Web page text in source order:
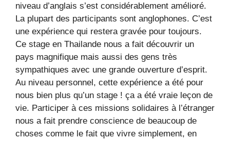
niveau d’anglais s’est considérablement amélioré.
La plupart des participants sont anglophones. C’est
une expérience qui restera gravée pour toujours.
Ce stage en Thailande nous a fait découvrir un
pays magnifique mais aussi des gens très
sympathiques avec une grande ouverture d’esprit.
Au niveau personnel, cette expérience a été pour
nous bien plus qu’un stage ! ça a été vraie leçon de
vie. Participer à ces missions solidaires à l’étranger
nous a fait prendre conscience de beaucoup de
choses comme le fait que vivre simplement, en